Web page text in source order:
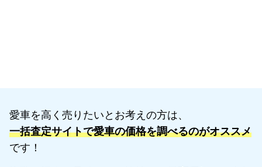
愛車を高く売りたいとお考えの方は、
一括査定サイトで愛車の価格を調べるのがオススメ
です！